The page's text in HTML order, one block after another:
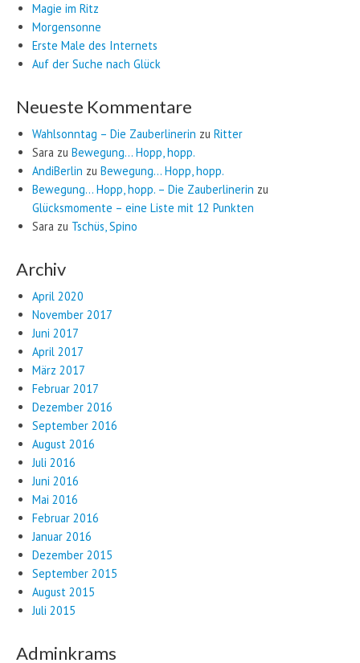
Magie im Ritz
Morgensonne
Erste Male des Internets
Auf der Suche nach Glück
Neueste Kommentare
Wahlsonntag – Die Zauberlinerin zu Ritter
Sara zu Bewegung… Hopp, hopp.
AndiBerlin zu Bewegung… Hopp, hopp.
Bewegung… Hopp, hopp. – Die Zauberlinerin zu
Glücksmomente – eine Liste mit 12 Punkten
Sara zu Tschüs, Spino
Archiv
April 2020
November 2017
Juni 2017
April 2017
März 2017
Februar 2017
Dezember 2016
September 2016
August 2016
Juli 2016
Juni 2016
Mai 2016
Februar 2016
Januar 2016
Dezember 2015
September 2015
August 2015
Juli 2015
Adminkrams